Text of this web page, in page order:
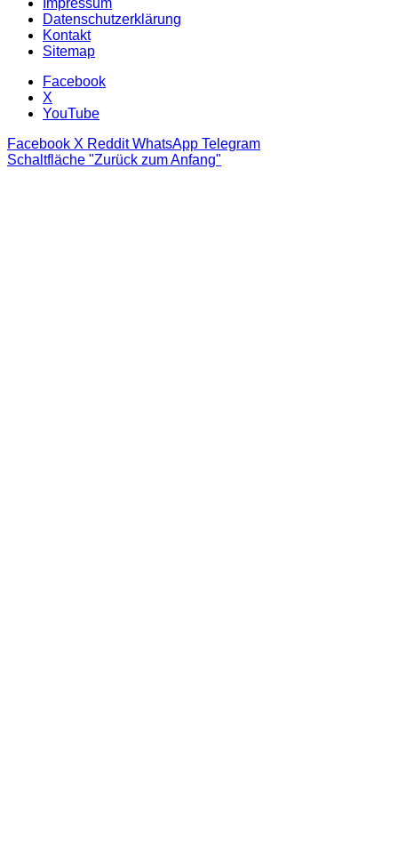
Impressum
Datenschutzerklärung
Kontakt
Sitemap
Facebook
X
YouTube
Facebook X Reddit WhatsApp Telegram
Schaltfläche "Zurück zum Anfang"